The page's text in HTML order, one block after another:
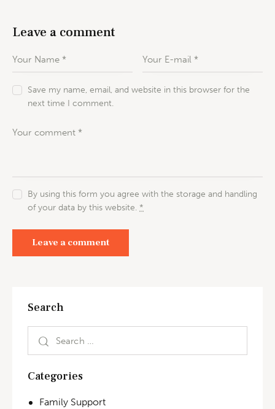
Leave a comment
Save my name, email, and website in this browser for the
next time I comment.
By using this form you agree with the storage and handling
of your data by this website. *
Search
Categories
Family Support